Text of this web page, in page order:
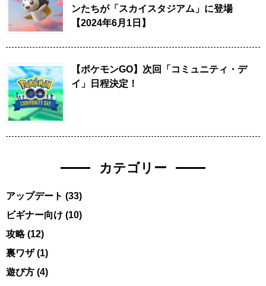
ンたちが「スカイスタジアム」に登場
【2024年6月1日】
【ポケモンGO】次回「コミュニティ・デ
イ」日程決定！
カテゴリー
アップデート (33)
ビギナー向け (10)
攻略(12)
裏ワザ(1)
遊び方 (4)